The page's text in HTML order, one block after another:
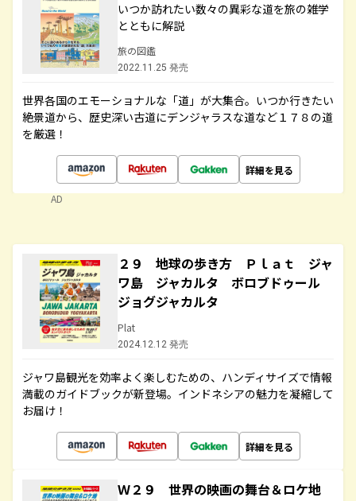
いつか訪れたい数々の異彩な道を旅の雑学
とともに解説
旅の図鑑
2022.11.25 発売
世界各国のエモーショナルな「道」が大集合。いつか行きたい
絶景道から、歴史深い古道にデンジャラスな道など１７８の道
を厳選！
詳細を見る
AD
２９ 地球の歩き方 Ｐｌａｔ ジャ
ワ島 ジャカルタ ボロブドゥール
ジョグジャカルタ
Plat
2024.12.12 発売
ジャワ島観光を効率よく楽しむための、ハンディサイズで情報
満載のガイドブックが新登場。インドネシアの魅力を凝縮して
お届け！
詳細を見る
Ｗ２９ 世界の映画の舞台＆ロケ地